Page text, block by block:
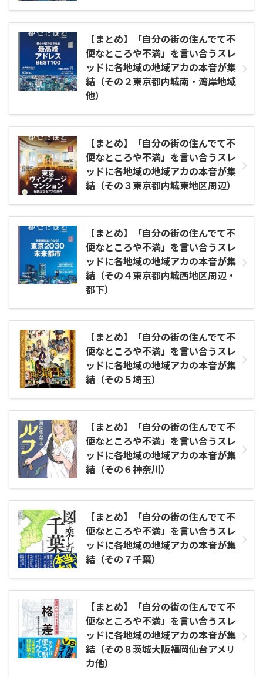
【まとめ】「自分の街の住んでて不
便なところや不満」を言い合うスレ
ッドに各地域の地域アカの本音が集
結（その２東京都内城南・湾岸地域
他）
【まとめ】「自分の街の住んでて不
便なところや不満」を言い合うスレ
ッドに各地域の地域アカの本音が集
結（その３東京都内城東地区周辺）
【まとめ】「自分の街の住んでて不
便なところや不満」を言い合うスレ
ッドに各地域の地域アカの本音が集
結（その４東京都内城西地区周辺・
都下）
【まとめ】「自分の街の住んでて不
便なところや不満」を言い合うスレ
ッドに各地域の地域アカの本音が集
結（その５埼玉）
【まとめ】「自分の街の住んでて不
便なところや不満」を言い合うスレ
ッドに各地域の地域アカの本音が集
結（その６神奈川）
【まとめ】「自分の街の住んでて不
便なところや不満」を言い合うスレ
ッドに各地域の地域アカの本音が集
結（その７千葉）
【まとめ】「自分の街の住んでて不
便なところや不満」を言い合うスレ
ッドに各地域の地域アカの本音が集
結（その８茨城大阪福岡仙台アメリ
カ他）